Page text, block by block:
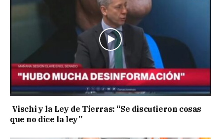
Vischi y la Ley de Tierras: “Se discutieron cosas
que no dice la ley”